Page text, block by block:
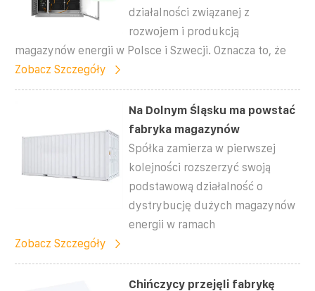
działalności związanej z
rozwojem i produkcją
magazynów energii w Polsce i Szwecji. Oznacza to, że
Zobacz Szczegóły
Na Dolnym Śląsku ma powstać
fabryka magazynów
Spółka zamierza w pierwszej
kolejności rozszerzyć swoją
podstawową działalność o
dystrybucję dużych magazynów
energii w ramach
Zobacz Szczegóły
Chińczycy przejęli fabrykę